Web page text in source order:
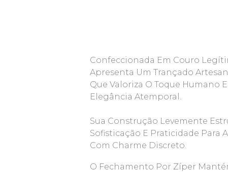
Confeccionada Em Couro
Apresenta Um Trançado
Que Valoriza O Toque Humano
Elegância Atemporal.
Sua Construção Levemente
Sofisticação E Praticidade Para
Com Charme Discreto.
O Fechamento Por Zíper